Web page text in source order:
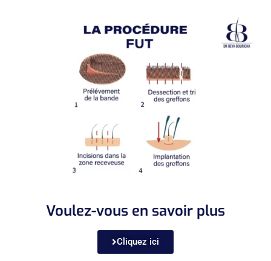
Voulez-vous en savoir plus
Cliquez ici